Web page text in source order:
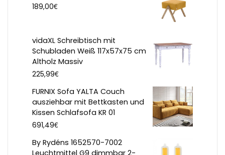
189,00€
vidaXL Schreibtisch mit
Schubladen Weiß 117x57x75 cm
Altholz Massiv
225,99€
FURNIX Sofa YALTA Couch
ausziehbar mit Bettkasten und
Kissen Schlafsofa KR 01
691,49€
By Rydéns 1652570-7002
Leuchtmittel G9 dimmbar 2-